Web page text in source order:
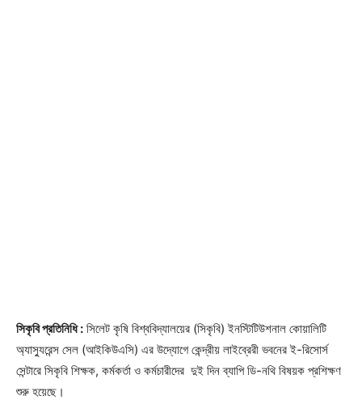
সিকৃবি প্রতিনিধি : সিলেট কৃষি বিশ্ববিদ্যালয়ের (সিকৃবি) ইনস্টিটিউশনাল কোয়ালিটি
অ্যাস্যুরেন্স সেল (আইকিউএসি) এর উদ্যোগে কেন্দ্রীয় লাইব্রেরী ভবনের ই-রিসোর্স
সেন্টারে সিকৃবি শিক্ষক, কর্মকর্তা ও কর্মচারীদের দুই দিন ব্যাপি ডি-নথি বিষয়ক প্রশিক্ষণ
শুরু হয়েছে।